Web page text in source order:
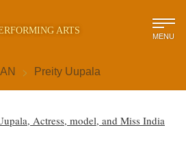
ARTS MENU
> Preity Uupala
Actress, model, and Miss India